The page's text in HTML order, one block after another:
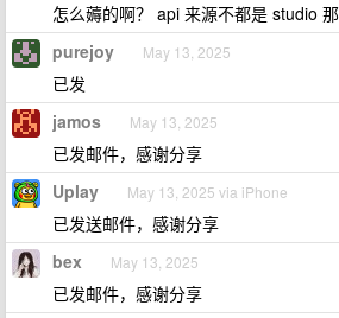
怎么薅的啊？ api 来源不都是 studio
purejoy May 13, 2025
已发
jamos May 13, 2025
已发邮件，感谢分享
Uplay May 13, 2025 via iPhone
已发送邮件，感谢分享
bex May 13, 2025
已发邮件，感谢分享